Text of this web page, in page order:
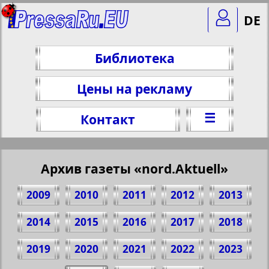
Библиотека
Цены на рекламу
Контакт
☰
DE
Архив газеты «nord.Aktuell»
2009 2010 2011 2012
2013
2014
2015 2016 2017
2018
2019
2020 2021 2022
2023
Поделитесь 3 стр. газеты "nord.Aktuell",